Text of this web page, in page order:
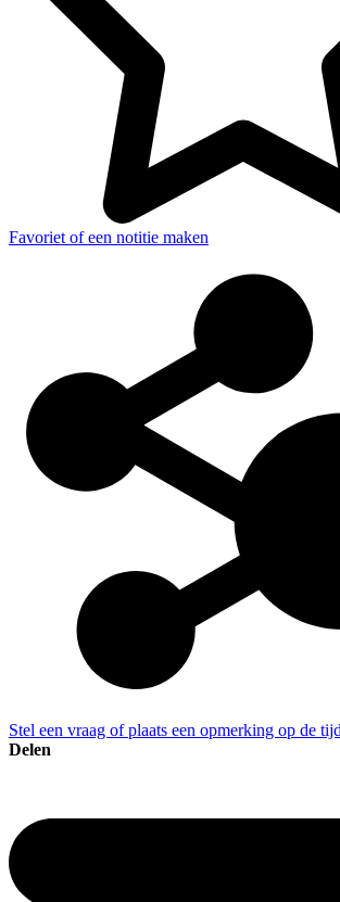
Favoriet of een notitie maken
Stel een vraag of plaats een opmerking op de
Delen